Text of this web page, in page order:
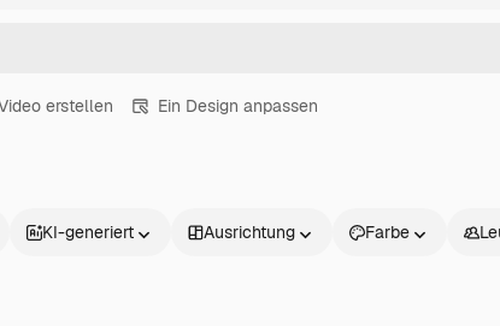
erstellen Ein Design anpassen
KI-generiert Ausrichtung Farbe